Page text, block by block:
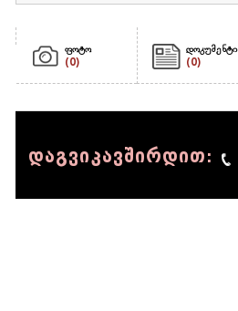
ფოტო
(0)
დოკუმენტი
(0)
დაგვიკავშირდით: